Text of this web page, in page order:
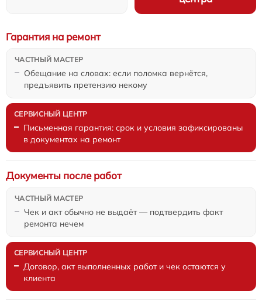
Обещание на словах: если поломка вернётся,
предъявить претензию некому
Гарантия на ремонт
Письменная гарантия: срок и условия зафиксированы
в документах на ремонт
Чек и акт обычно не выдаёт — подтвердить факт
ремонта нечем
Документы после работ
Договор, акт выполненных работ и чек остаются у
клиента